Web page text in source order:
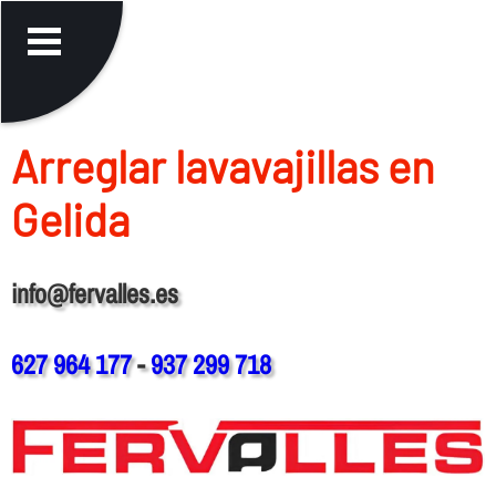
Arreglar lavavajillas en
Gelida
info@fervalles.es
627 964 177-937 299 718